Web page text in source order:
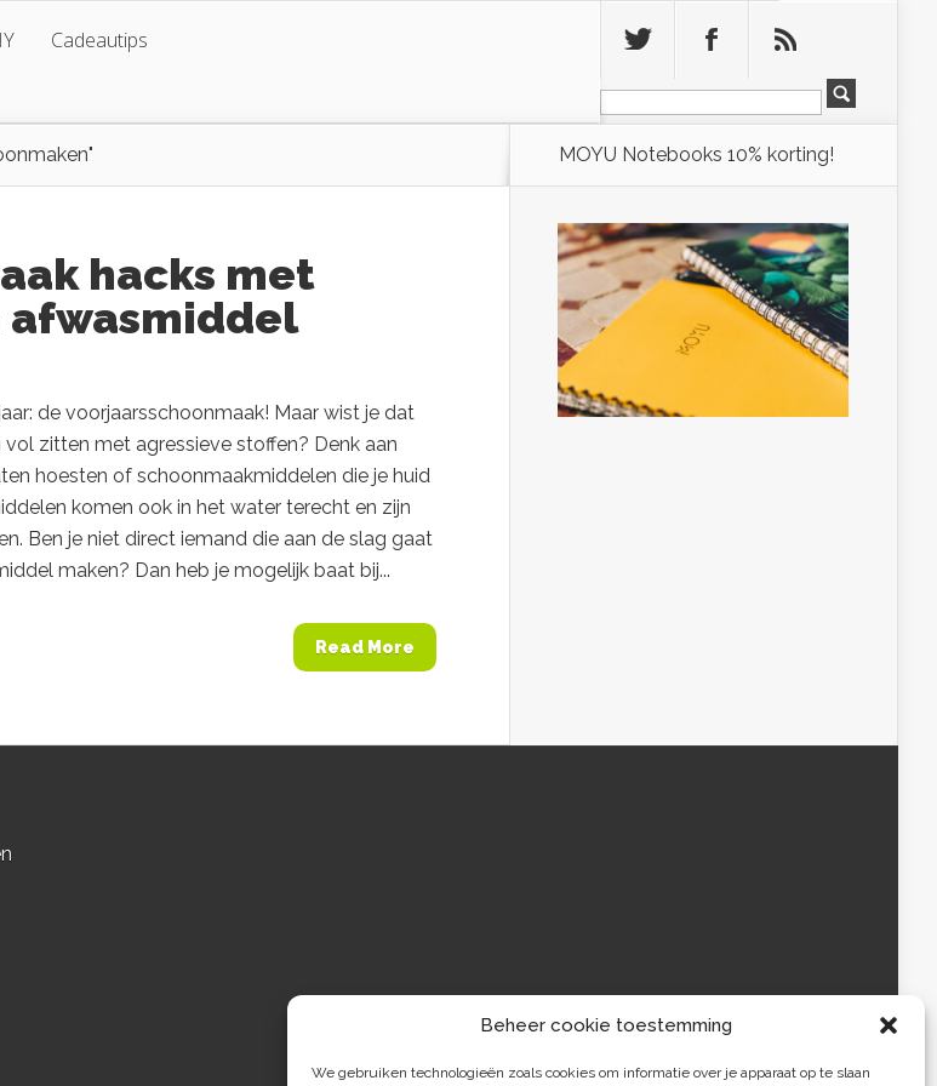
Beheer cookie toestemming
We gebruiken technologieën zoals cookies om informatie over je apparaat op te slaan
Cadeautips
hacks met
de voorjaarsschoonmaak! Maar wist je dat
zitten met agressieve stoffen? Denk aan
hoesten of schoonmaakmiddelen die je huid
komen ook in het water terecht en zijn
Ben je niet direct iemand die aan de slag gaat
maken? Dan heb je mogelijk baat bij...
Read More
MOYU Notebooks 10% korting!